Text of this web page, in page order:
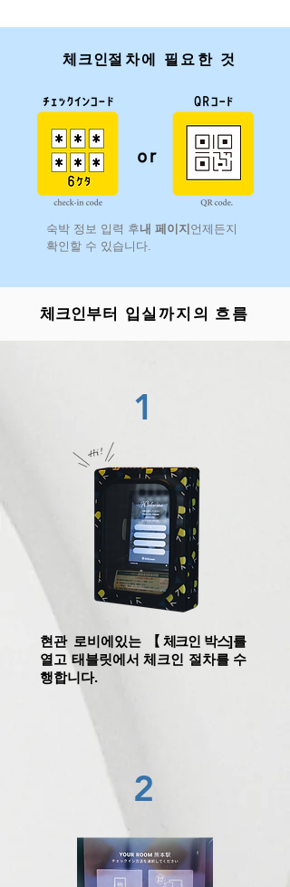
​체크인절차에 필요한 것
​숙박 정보 입력 후내 페이지 언제든지
확인할 수 있습니다.
​체크인부터 입실까지의 흐름
현관 로비에있는 【 체크인 박스]를
열고 태블릿에서 체크인 절차를 수
행합니다.
1
2